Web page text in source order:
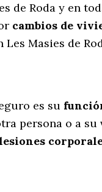
de Roda y en
cambios de
Masies de
es su
persona o a